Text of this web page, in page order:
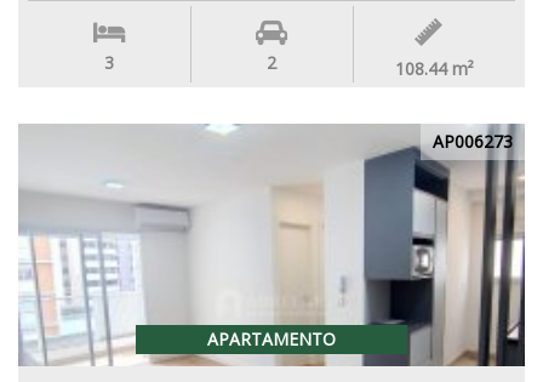
3 2 108.44 m²
AP006273
APARTAMENTO